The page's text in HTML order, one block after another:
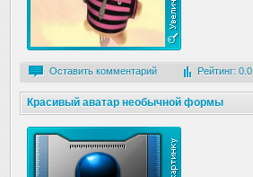
Оставить комментарий Рейтинг: 0.0
Красивый аватар необычной формы